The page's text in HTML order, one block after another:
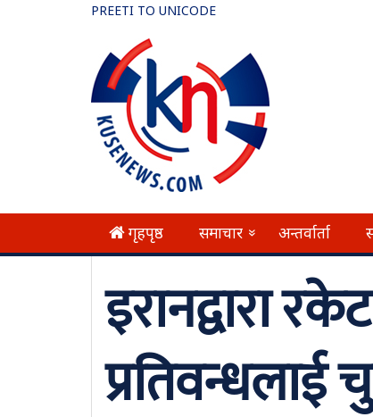
PREETI TO UNICODE
गृहपृष्ठ समाचार » अन्तर्वार्ता
इरानद्वारा
प्रतिवन्धलाई